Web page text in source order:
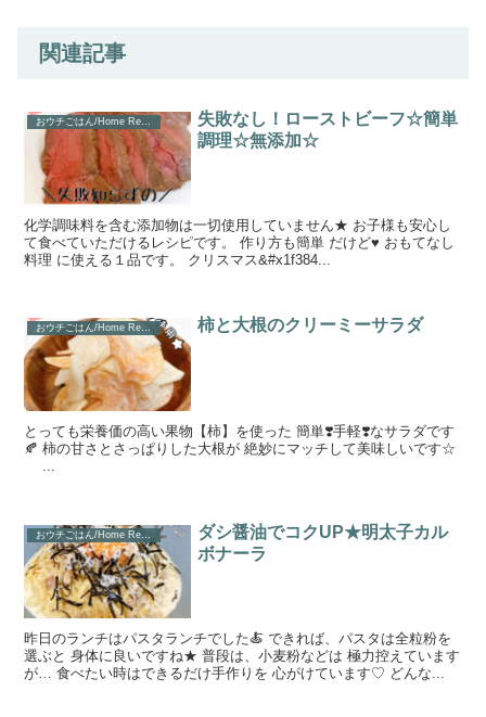
関連記事
失敗なし！ローストビーフ☆簡単
調理☆無添加☆
化学調味料を含む添加物は一切使用していません★ お子様も安心し
て食べていただけるレシピです。 作り方も簡単 だけど♥ おもてなし
料理 に使える１品です。 クリスマス&#x1f384...
おウチごはん/Home Recipe 柿と大根のクリーミーサラダ
とっても栄養価の高い果物【柿】を使った 簡単❣️手軽❣️なサラダです
🍂 柿の甘さとさっぱりした大根が 絶妙にマッチして美味しいです☆
...
ダシ醤油でコクUP★明太子カル
ボナーラ
昨日のランチはパスタランチでした🍝 できれば、パスタは全粒粉を
選ぶと 身体に良いですね★ 普段は、小麦粉などは 極力控えています
が… 食べたい時はできるだけ手作りを 心がけています♡ どんな...